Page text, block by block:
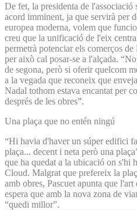
De fet, la presidenta de l'associació
acord imminent, ja que servirà per
europea moderna, volem que
creu que la unificació de l'eix
permetrà potenciar els comerços
per això cal posar-se a l'alçada.
de segona, però si oferir quelcom
a la vegada que reconeix que
Nadal tothom estava encantat per
després de les obres”.
Una plaça que no entén ningú
“Hi havia d'haver un súper edifici
plaça... decent i neta però una
que ha quedat a la ubicació on s'hi
Cloud. Malgrat que prefereix la
amb obres, Pascuet apunta que
espera que amb la nova zona de
“quedi millor”.